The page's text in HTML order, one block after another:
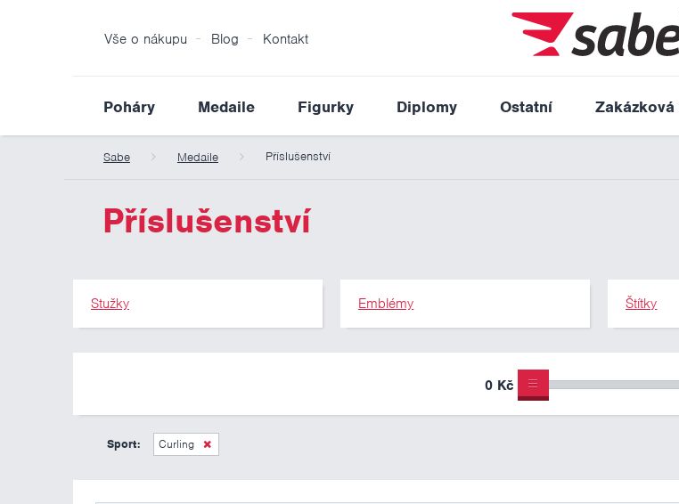
Vše o nákupu Blog Kontakt
Poháry Medaile Figurky Diplomy Ostatní Zakázková
Sabe Medaile Příslušenství
Příslušenství
Stužky Emblémy Štítky
0 Kč
Sport: Curling